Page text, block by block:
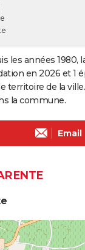
les années 1980,
en 2026 et 1
territoire de la
la commune.
Email